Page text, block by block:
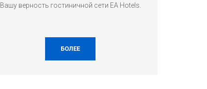
Вашу верность гостиничной сети EA Hotels.
БОЛЕЕ